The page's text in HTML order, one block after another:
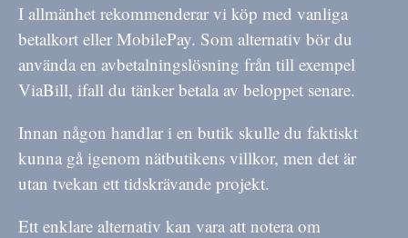
I allmänhet rekommenderar vi köp med vanliga
betalkort eller MobilePay. Som alternativ bör du
använda en avbetalningslösning från till exempel
ViaBill, ifall du tänker betala av beloppet senare.
Innan någon handlar i en butik skulle du faktiskt
kunna gå igenom nätbutikens villkor, men det är
utan tvekan ett tidskrävande projekt.
Ett enklare alternativ kan vara att notera om